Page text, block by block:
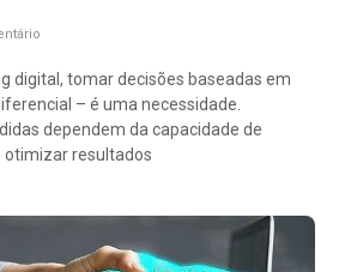
digital, tomar decisões baseadas em
– é uma necessidade.
dependem da capacidade de
otimizar resultados